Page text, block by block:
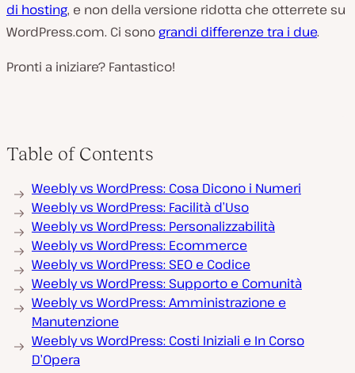
di hosting, e non della versione ridotta che otterrete su
WordPress.com. Ci sonograndi differenze tra i due.
Pronti a iniziare? Fantastico!
Table of Contents
Weebly vs WordPress: Cosa Dicono i Numeri
Weebly vs WordPress: Facilità d’Uso
Weebly vs WordPress: Personalizzabilità
Weebly vs WordPress: Ecommerce
Weebly vs WordPress: SEO e Codice
Weebly vs WordPress: Supporto e Comunità
Weebly vs WordPress: Amministrazione e
Manutenzione
Weebly vs WordPress: Costi Iniziali e In Corso
D’Opera